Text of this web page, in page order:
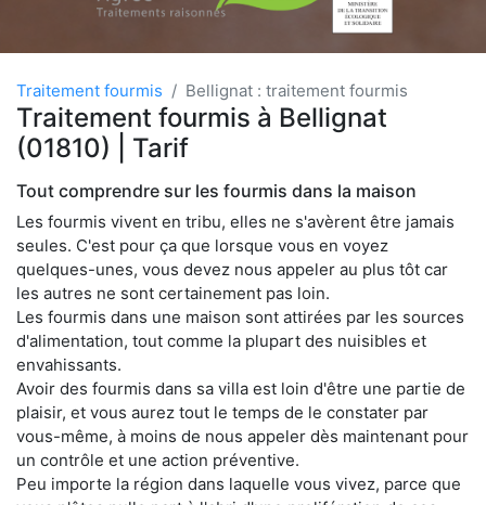
Traitement fourmis Bellignat : traitement fourmis
Traitement fourmis à Bellignat
(01810) | Tarif
Tout comprendre sur les fourmis dans la maison
Les fourmis vivent en tribu, elles ne s'avèrent être jamais
seules. C'est pour ça que lorsque vous en voyez
quelques-unes, vous devez nous appeler au plus tôt car
les autres ne sont certainement pas loin.
Les fourmis dans une maison sont attirées par les sources
d'alimentation, tout comme la plupart des nuisibles et
envahissants.
Avoir des fourmis dans sa villa est loin d'être une partie de
plaisir, et vous aurez tout le temps de le constater par
vous-même, à moins de nous appeler dès maintenant pour
un contrôle et une action préventive.
Peu importe la région dans laquelle vous vivez, parce que